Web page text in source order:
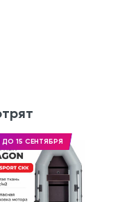
ДО 15 СЕНТЯБРЯ